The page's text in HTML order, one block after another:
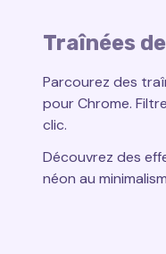
Traînées
Parcourez des
pour Chrome.
clic.
Découvrez des
néon au